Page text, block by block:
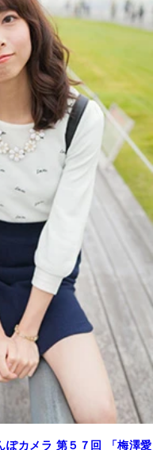
ぽカメラ 第５７回 「梅澤愛